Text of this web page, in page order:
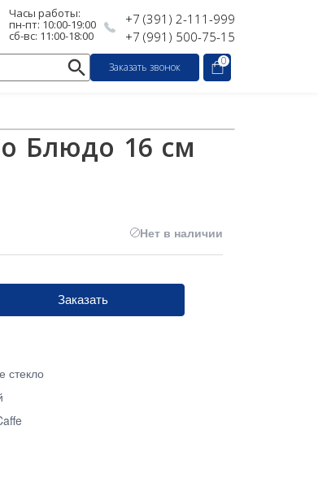
Часы работы:
пн-пт: 10:00-19:00
сб-вс: 11:00-18:00
+7 (391) 2-111-999
+7 (991) 500-75-15
Заказать звонок 0
Блюдо 16 см
Нет в наличии
Заказать
стекло